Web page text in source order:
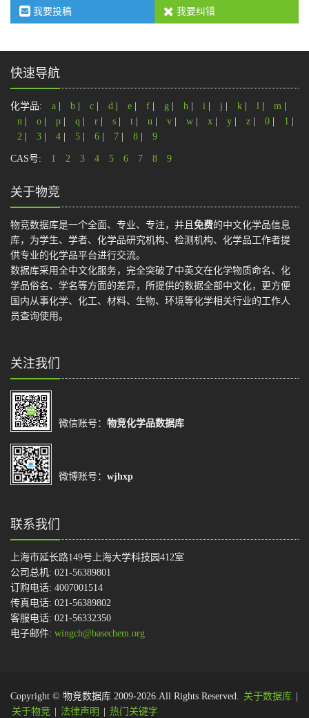
我要投稿 我要纠错
快速导航
化学品: a b c d e f g h i j k l m
n
o p q r s t u v w x y z 0 1
2
3 4 5 6 7 8 9
CAS号: 1 2 3 4 5 6 7 8 9
关于物竞
物竞数据库是一个全面、专业、专注，并且 免费的中文化学品信息
库，为学生、学者、化学品研究机构、检测机构、化学品工作者提
供专业的化学品平台进行交流。
数据库采用全中文化服务，完全突破了中英文在化学物质命名、化
学品俗名、学名等方面的差异，所提供的数据全部中文化，更方便
国内从事化学、化工、材料、生物、环境等化学相关行业的工作人
员查询使用。
关注我们
微信账号： 物竞化学品数据库
微博账号： wjhxp
联系我们
上海市延长路149号上海大学科技园412室
公司总机: 021-56389801
订购电话: 4007001514
传真电话: 021-56389802
客服电话: 021-56332350
电子邮件: wingch@basechem.org
Copyright © 物竞数据库 2009-2026.All Rights Reserved. 关于数据库
关于物竞
法律声明 热门关键字